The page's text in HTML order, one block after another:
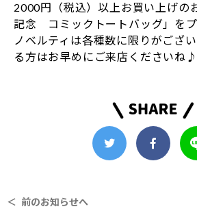
2000円（税込）以上お買い上げの
記念 コミックトートバッグ」をプ
ノベルティは各種数に限りがござ
る方はお早めにご来店くださいね♪
＜ 前のお知らせへ